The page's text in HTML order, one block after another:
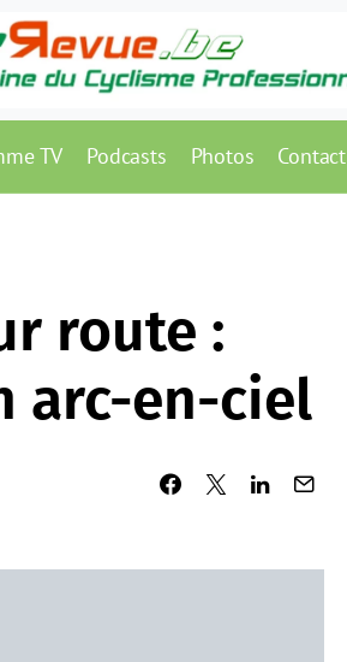
TV Podcasts Photos Contact
route :
arc-en-ciel